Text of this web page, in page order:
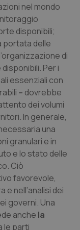
nel mondo
disponibili;
portata delle
di
Per i
essenziali con
– dovrebbe
dei volumi
In generale,
una
granulari e in
e lo stato delle
Ciò
favorevole,
e nell’analisi dei
governi. Una
anche la
le parti